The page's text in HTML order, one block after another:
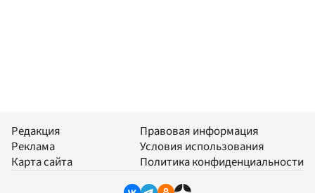
Редакция
Реклама
Карта сайта
Правовая информация
Условия использования
Политика конфиденциальности